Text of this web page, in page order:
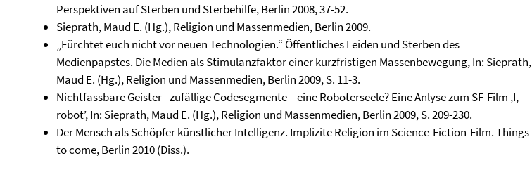
Perspektiven auf Sterben und Sterbehilfe, Berlin 2008, 37-52.
Sieprath, Maud E. (Hg.), Religion und Massenmedien, Berlin 2009.
„Fürchtet euch nicht vor neuen Technologien.“ Öffentliches Leiden und Sterben des
Medienpapstes. Die Medien als Stimulanzfaktor einer kurzfristigen Massenbewegung, In: Sieprath,
Maud E. (Hg.), Religion und Massenmedien, Berlin 2009, S. 11-3.
Nichtfassbare Geister - zufällige Codesegmente – eine Roboterseele? Eine Anlyse zum SF-Film ‚I,
robot’, In: Sieprath, Maud E. (Hg.), Religion und Massenmedien, Berlin 2009, S. 209-230.
Der Mensch als Schöpfer künstlicher Intelligenz. Implizite Religion im Science-Fiction-Film. Things
to come, Berlin 2010 (Diss.).